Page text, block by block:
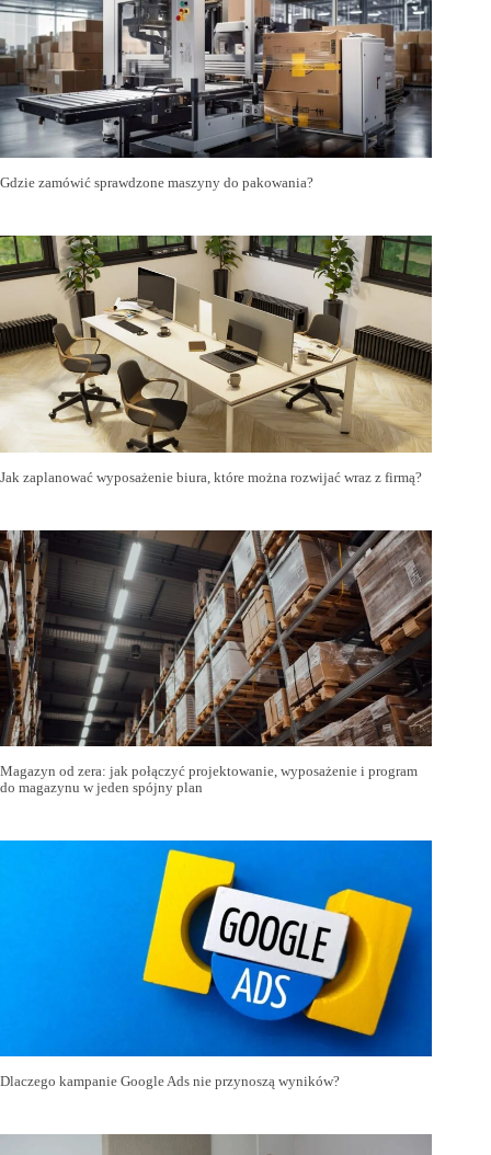
Gdzie zamówić sprawdzone maszyny do pakowania?
Jak zaplanować wyposażenie biura, które można rozwijać wraz z firmą?
Magazyn od zera: jak połączyć projektowanie, wyposażenie i program
do magazynu w jeden spójny plan
Dlaczego kampanie Google Ads nie przynoszą wyników?